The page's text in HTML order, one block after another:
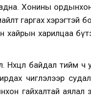
Хонины ордынхон
гаргах хэрэгтэй
хайрын харилцаа
байдал тийм ч
чиглэлээр
гайхалтай аялал